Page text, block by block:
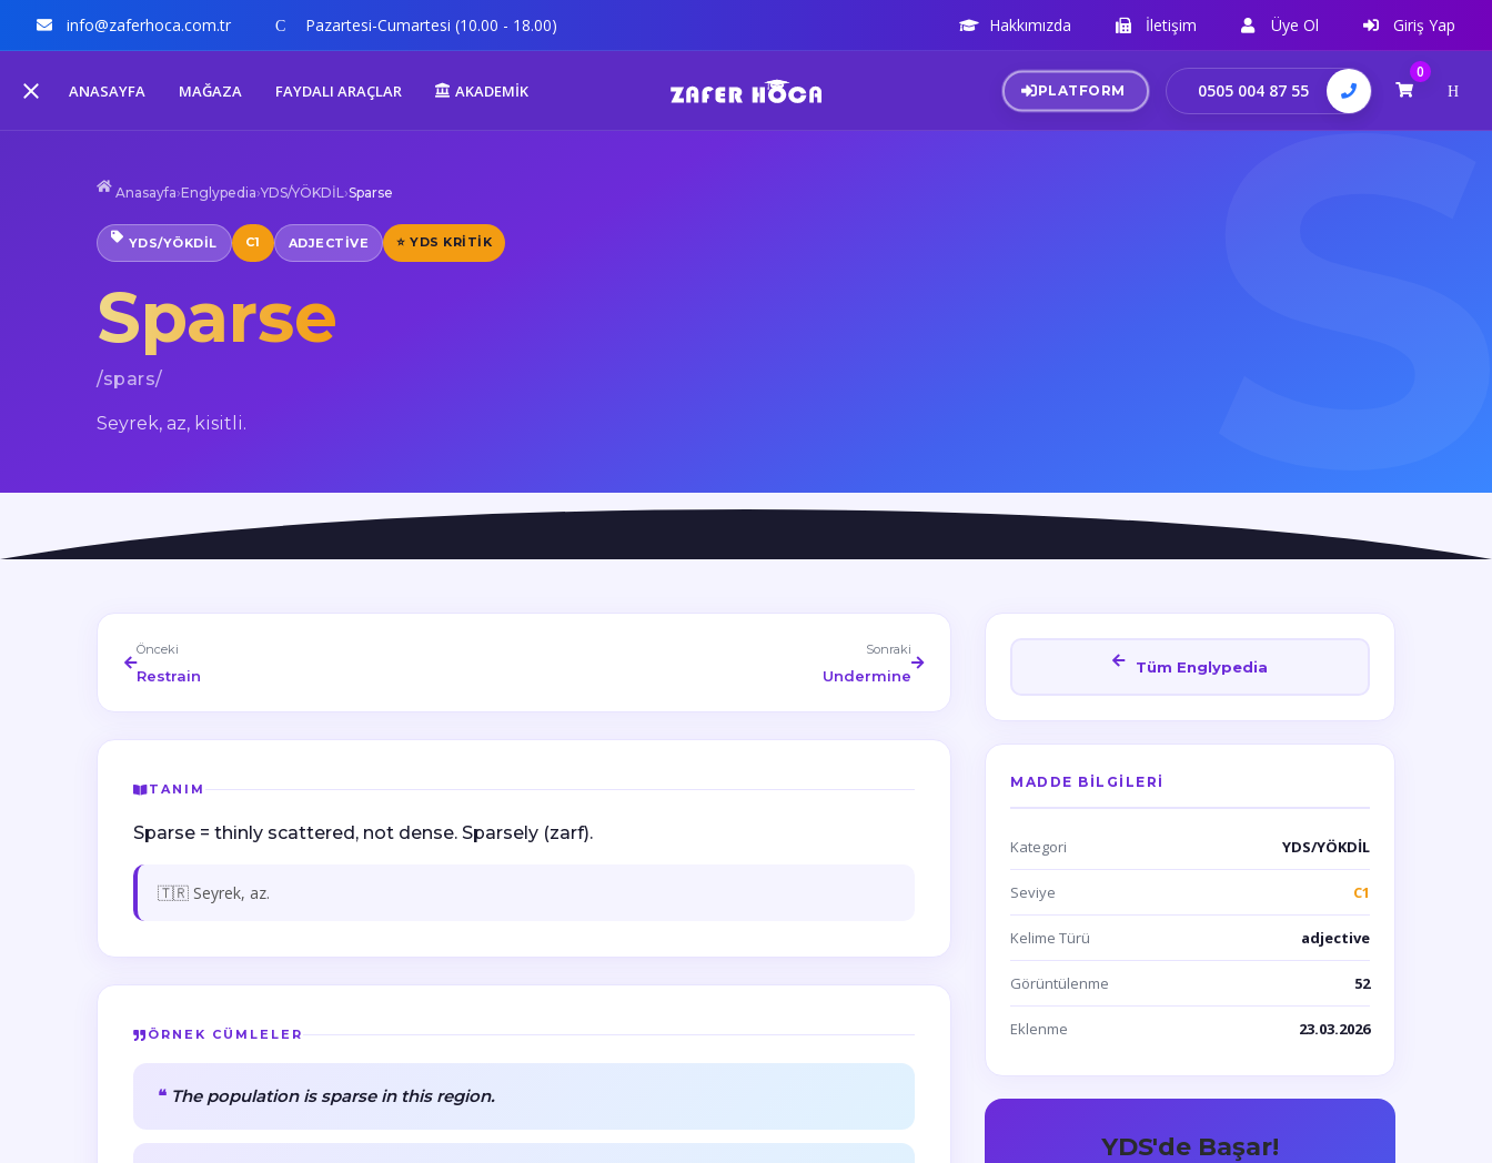
info@zaferhoca.com.tr Pazartesi-Cumartesi (10.00 - 18.00) Hakkımızda İletişim Üye Ol Giriş Yap
ANASAYFA MAĞAZA FAYDALI ARAÇLAR AKADEMİK PLATFORM 0505 004 87 55
0
Anasayfa›Englypedia›YDS/YÖKDİL›Sparse
YDS/YÖKDİL C1 ADJECTIVE ⭐ YDS KRITIK
Sparse
/spars/
Seyrek, az, kisitli.
Önceki
Restrain
Sonraki
Undermine
TANIM
Sparse = thinly scattered, not dense. Sparsely (zarf).
🇹🇷 Seyrek, az.
ÖRNEK CÜMLELER
The population is sparse in this region.
Tüm Englypedia
MADDE BILGILERI
Kategori YDS/YÖKDİL
Seviye C1
Kelime Türü adjective
Görüntülenme 52
Eklenme 23.03.2026
YDS'de Başar!